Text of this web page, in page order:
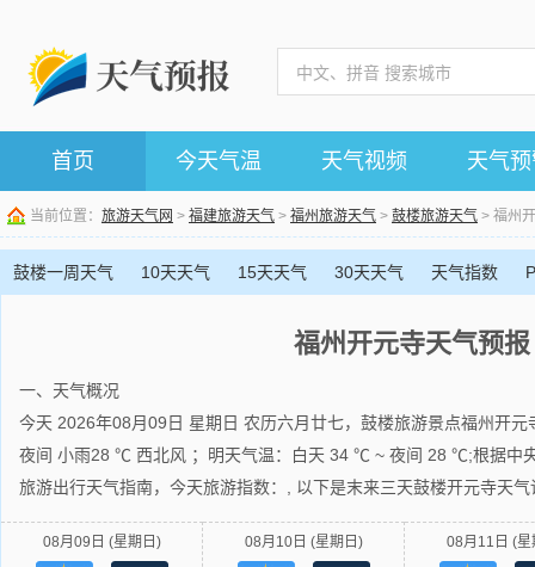
首页 今天气温 天气视频 天气
当前位置： 旅游天气网 > 福建旅游天气 > 福州旅游天气 > 鼓楼旅游天气 > 福州
鼓楼一周天气 10天天气 15天天气 30天天气 天气指数
福州开元寺天气预报
一、天气概况
今天 2026年08月09日 星期日 农历六月廿七，鼓楼旅游景点福州开
夜间 小雨28 ℃ 西北风 ；明天气温：白天 34 ℃ ~ 夜间 28 ℃;根据中
旅游出行天气指南，今天旅游指数：, 以下是末来三天鼓楼开元寺天气
08月09日 (星期日) 08月10日 (星期日) 08月11日 (星